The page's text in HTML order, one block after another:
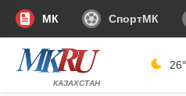
МК СпортМК
КАЗАХСТАН
26°